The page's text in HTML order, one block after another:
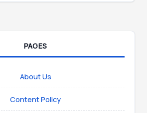
PAGES
About Us
Content Policy